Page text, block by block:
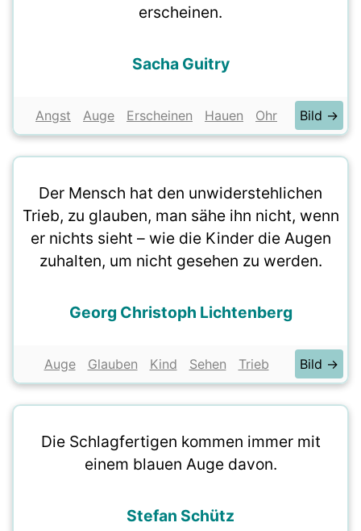
erscheinen.
Sacha Guitry
Angst Auge Erscheinen Hauen Ohr Bild →
Der Mensch hat den unwiderstehlichen
Trieb, zu glauben, man sähe ihn nicht, wenn
er nichts sieht – wie die Kinder die Augen
zuhalten, um nicht gesehen zu werden.
Georg Christoph Lichtenberg
Auge Glauben Kind Sehen Trieb Bild →
Die Schlagfertigen kommen immer mit
einem blauen Auge davon.
Stefan Schütz